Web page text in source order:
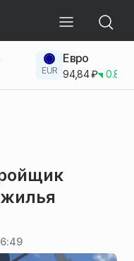
EUR
Евро
94,84₽ 0.83